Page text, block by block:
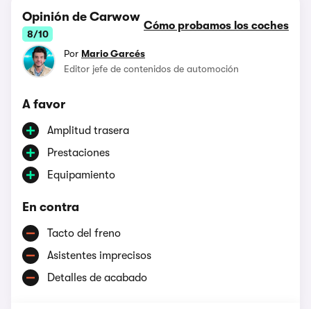
Opinión de Carwow
8/10
Cómo probamos los coches
Por Mario Garcés
Editor jefe de contenidos de automoción
A favor
Amplitud trasera
Prestaciones
Equipamiento
En contra
Tacto del freno
Asistentes imprecisos
Detalles de acabado